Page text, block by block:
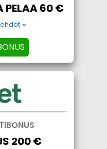
PELAA 60 €
200 €